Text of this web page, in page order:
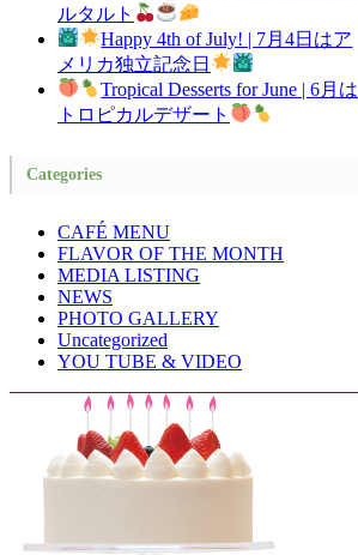
ルタルト
Happy 4th of July! | 7月4日はア
メリカ独立記念日
Tropical Desserts for June | 6月は
トロピカルデザート
Categories
CAFÉ MENU
FLAVOR OF THE MONTH
MEDIA LISTING
NEWS
PHOTO GALLERY
Uncategorized
YOU TUBE & VIDEO